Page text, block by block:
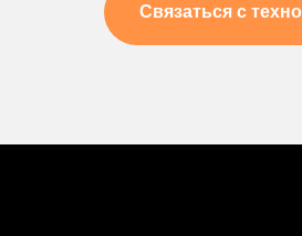
Связаться с